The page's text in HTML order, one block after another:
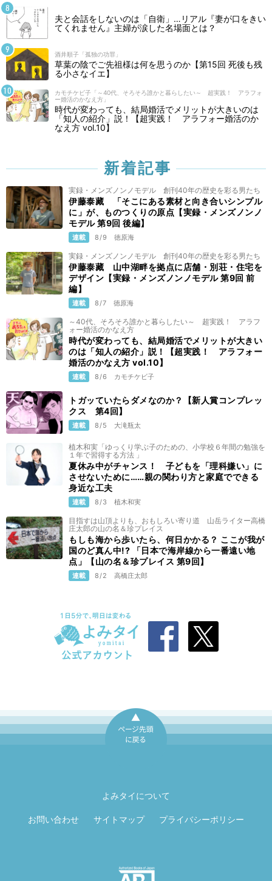
夫と会話をしないのは「自衛」…リアル『妻が口をきい
てくれません』主婦が涙した名場面とは？
酒井順子「孤独の功罪」
草葉の陰でご先祖様は何を思うのか【第15回 死後も残
る小さなイエ】
カモチケビ子「～40代、そろそろ誰かと暮らしたい～ 超実践！ アラフォ
ー婚活のかなえ方」
時代が変わっても、結局婚活でメリットが大きいのは
「知人の紹介」説！【超実践！ アラフォー婚活のか
なえ方 vol.10】
新着記事
実録・メンズノンノモデル 創刊40年の歴史を彩る男たち
伊藤泰藏 「そこにある素材と向き合いシンプル
に」が、ものつくりの原点【実録・メンズノンノ
モデル 第9回 後編】
連載 8/9 徳原海
実録・メンズノンノモデル 創刊40年の歴史を彩る男たち
伊藤泰藏 山中湖畔を拠点に店舗・別荘・住宅を
デザイン【実録・メンズノンノモデル 第9回 前
編】
連載 8/7 徳原海
～40代、そろそろ誰かと暮らしたい～ 超実践！ アラフ
ォー婚活のかなえ方
時代が変わっても、結局婚活でメリットが大きい
のは「知人の紹介」説！【超実践！ アラフォー
婚活のかなえ方 vol.10】
連載 8/6 カモチケビ子
トガッていたらダメなのか？【新人賞コンプレッ
クス 第4回】
連載 8/5 大滝瓶太
植木和実「ゆっくり学ぶ子のための、小学校６年間の勉強を
１年で習得する方法 」
夏休み中がチャンス！ 子どもを「理科嫌い」に
させないために……親の関わり方と家庭でできる
身近な工夫
連載 8/3 植木和実
目指すは山頂よりも、おもしろい寄り道 山岳ライター高橋
庄太郎の山の名＆珍プレイス
もしも海から歩いたら、何日かかる？ ここが我が
国のど真ん中!? 「日本で海岸線から一番遠い地
点」【山の名＆珍プレイス 第9回】
連載 8/2 高橋庄太郎
よみタイについて
お問い合わせ サイトマップ プライバシーポリシー